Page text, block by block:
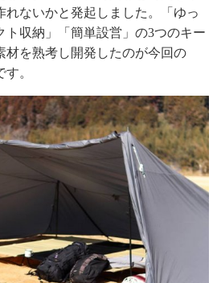
れないかと発起しました。「ゆっ
ト収納」「簡単設営」の3つのキー
材を熟考し開発したのが今回の
。